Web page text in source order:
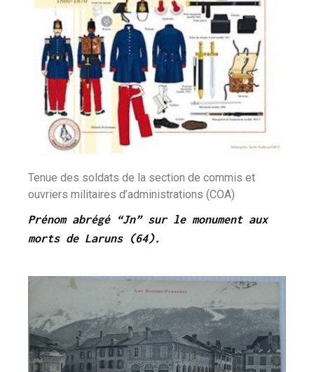
Tenue des soldats de la section de commis et
ouvriers militaires d’administrations (COA)
Prénom abrégé “Jn” sur le monument aux
morts de Laruns (64).